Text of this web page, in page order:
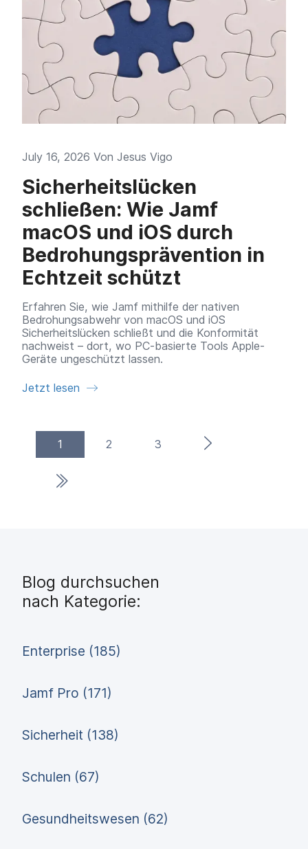
July 16, 2026 Von Jesus Vigo
Sicherheitslücken
schließen: Wie Jamf
macOS und iOS durch
Bedrohungsprävention in
Echtzeit schützt
Erfahren Sie, wie Jamf mithilfe der nativen
Bedrohungsabwehr von macOS und iOS
Sicherheitslücken schließt und die Konformität
nachweist – dort, wo PC-basierte Tools Apple-
Geräte ungeschützt lassen.
Jetzt lesen
1 (current)2 3 Nächste Seite
Letzte Seite
Blog durchsuchen
nach Kategorie:
Enterprise (185)
Jamf Pro (171)
Sicherheit (138)
Schulen (67)
Gesundheitswesen (62)